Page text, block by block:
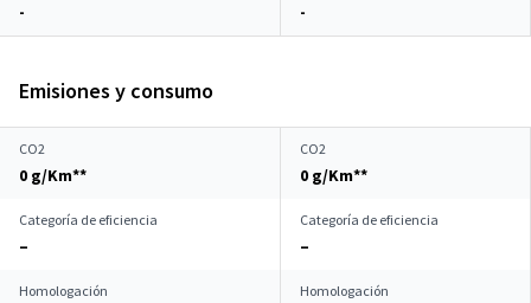
- -
Emisiones y consumo
CO2
0 g/Km**
CO2
0 g/Km**
Categoría de eficiencia
–
Categoría de eficiencia
–
Homologación Homologación